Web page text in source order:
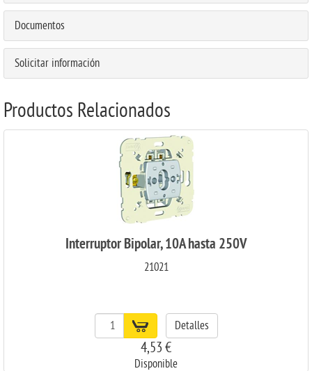
Documentos
Solicitar información
Productos Relacionados
Interruptor Bipolar, 10A hasta 250V
21021
Detalles
4,53 €
Disponible